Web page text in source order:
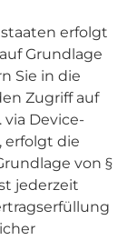
erfolgt
Grundlage
Sie in die
Zugriff auf
via Device-
erfolgt die
von §
jederzeit